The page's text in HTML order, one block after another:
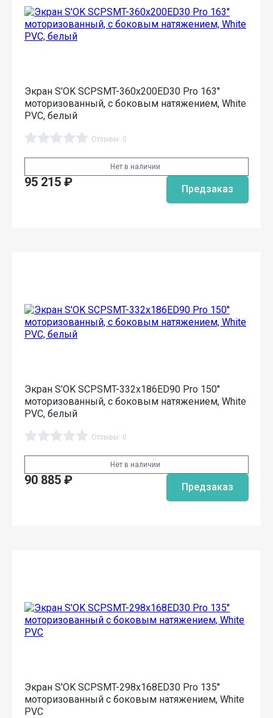
Экран S'OK SCPSMT-360x200ED30 Pro 163''
моторизованный, с боковым натяжением, White
PVC, белый
Отзывы: 0
Нет в наличии
95 215 ₽ Предзаказ
Экран S'OK SCPSMT-332x186ED90 Pro 150''
моторизованный, с боковым натяжением, White
PVC, белый
Отзывы: 0
Нет в наличии
90 885 ₽ Предзаказ
Экран S'OK SCPSMT-298x168ED30 Pro 135''
моторизованный с боковым натяжением, White
PVC